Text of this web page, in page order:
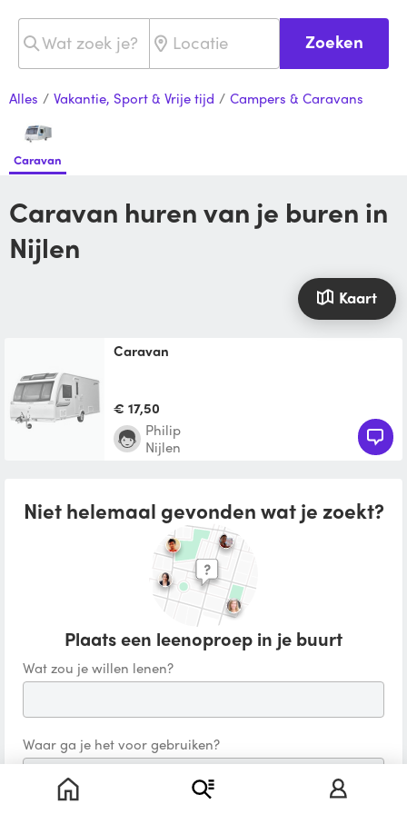
Zoeken
Alles / Vakantie, Sport & Vrije tijd / Campers & Caravans
Caravan
Caravan huren van je buren in
Nijlen
Kaart
caravan
€ 17,50
Philip
Nijlen
Niet helemaal gevonden wat je zoekt?
Plaats een leenoproep in je buurt
Wat zou je willen lenen?
Waar ga je het voor gebruiken?